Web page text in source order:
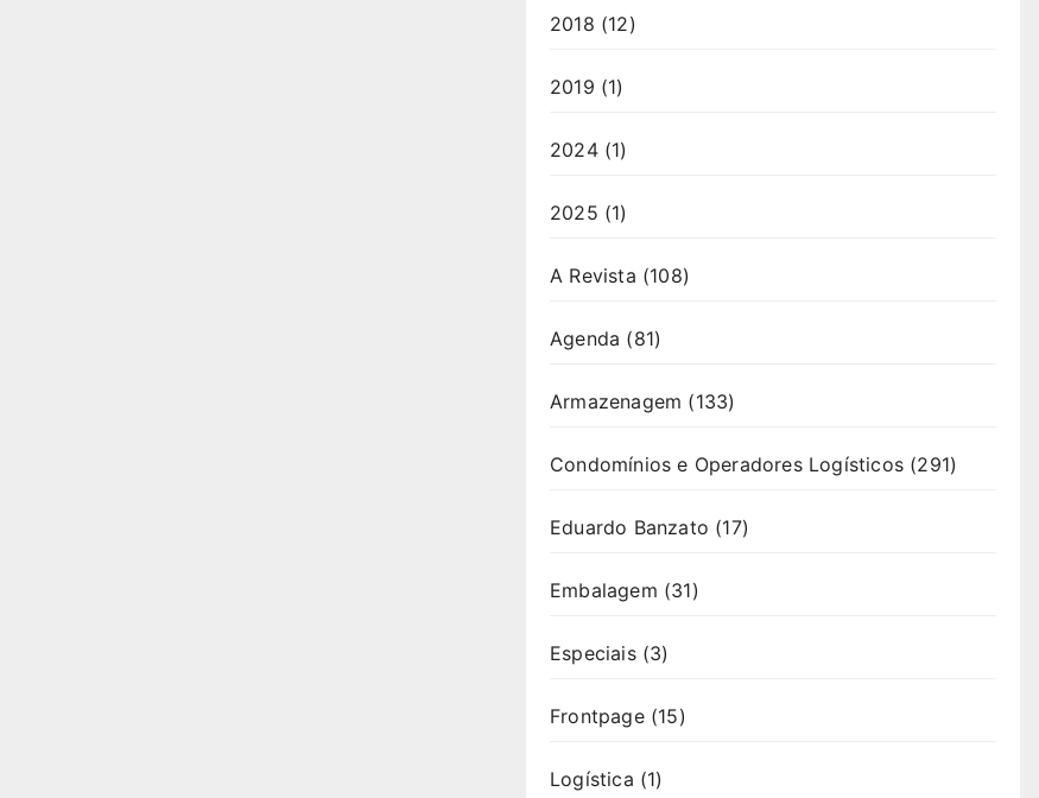
2018 (12)
2019 (1)
2024(1)
2025 (1)
A Revista (108)
Agenda (81)
Armazenagem (133)
Condomínios e Operadores Logísticos (291)
Eduardo Banzato (17)
Embalagem (31)
Especiais(3)
Frontpage(15)
Logística (1)